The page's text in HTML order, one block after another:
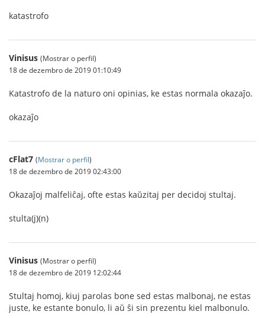
katastrofo
Vinisus (Mostrar o perfil)
18 de dezembro de 2019 01:10:49
Katastrofo de la naturo oni opinias, ke estas normala okazaĵo.
okazaĵo
cFlat7 (Mostrar o perfil)
18 de dezembro de 2019 02:43:00
Okazaĵoj malfeliĉaj, ofte estas kaŭzitaj per decidoj stultaj.
stulta(j)(n)
Vinisus (Mostrar o perfil)
18 de dezembro de 2019 12:02:44
Stultaj homoj, kiuj parolas bone sed estas malbonaj, ne estas
juste, ke estante bonulo, li aŭ ŝi sin prezentu kiel malbonulo.